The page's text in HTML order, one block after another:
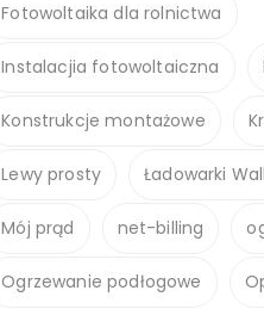
Fotowoltaika dla rolnictwa
Instalacjia fotowoltaiczna
Konstrukcje montażowe
Lewy prosty Ładowarki
Mój prąd net-billing
Ogrzewanie podłogowe